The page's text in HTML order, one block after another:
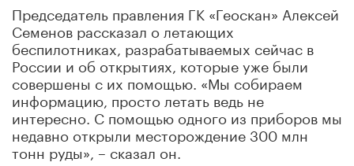
Председатель правления ГК «Геоскан» Алексей
Семенов рассказал о летающих
беспилотниках, разрабатываемых сейчас в
России и об открытиях, которые уже были
совершены с их помощью. «Мы собираем
информацию, просто летать ведь не
интересно. С помощью одного из приборов мы
недавно открыли месторождение 300 млн
тонн руды», – сказал он.